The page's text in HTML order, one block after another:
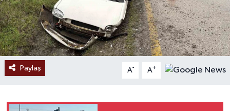
Paylaş A- A+
Tokat Haber